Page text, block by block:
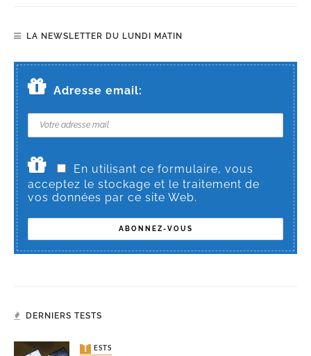
LA NEWSLETTER DU LUNDI MATIN
Adresse email:
En utilisant ce formulaire, vous
acceptez le stockage et le traitement de
vos données par ce site Web.
DERNIERS TESTS
TESTS